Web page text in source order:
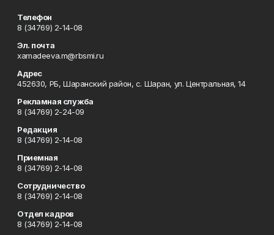
Телефон
8 (34769) 2-14-08
Эл. почта
xamadeeva.m@rbsmi.ru
Адрес
452630, РБ, Шаранский район, с. Шаран, ул. Центральная, 14
Рекламная служба
8 (34769) 2-24-09
Редакция
8 (34769) 2-14-08
Приемная
8 (34769) 2-14-08
Сотрудничество
8 (34769) 2-14-08
Отдел кадров
8 (34769) 2-14-08